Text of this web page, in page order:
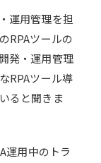
運用管理を担
RPAツールの
発・運用管理
RPAツール導
ると聞きま
運用中のトラ